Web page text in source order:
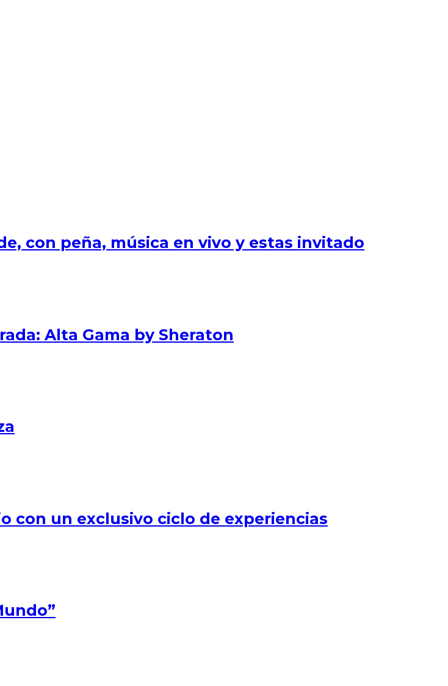
con peña, música en vivo y estas invitado
Alta Gama by Sheraton
con un exclusivo ciclo de experiencias